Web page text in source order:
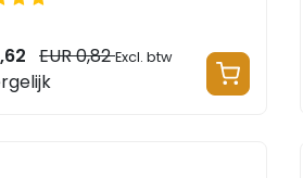
EUR 0,82Excl. btw